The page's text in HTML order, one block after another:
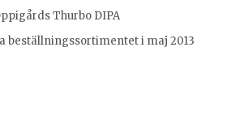
Thurbo DIPA
beställningssortimentet i maj 2013